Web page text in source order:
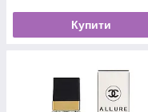
Купити